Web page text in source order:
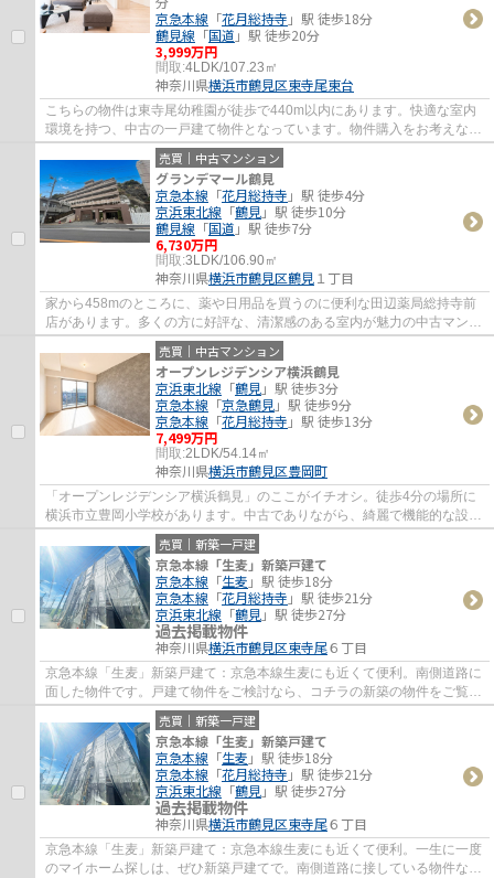
京急本線 「花月総持寺 」駅 徒歩18分
鶴見線 「国道 」駅 徒歩20分
3,999万円
間取:4LDK/107.23㎡
神奈川県横浜市鶴見区東寺尾東台
こちらの物件は東寺尾幼稚園が徒歩で440m以内にあります。快適な室内
環境を持つ、中古の一戸建て物件となっています。物件購入をお考えなら
当社にお任せください。京浜東北線鶴見周辺...
売買｜中古マンション
グランデマール鶴見
京急本線 「花月総持寺 」駅 徒歩4分
京浜東北線 「鶴見」駅 徒歩10分
鶴見線 「国道 」駅 徒歩7分
6,730万円
間取:3LDK/106.90㎡
神奈川県横浜市鶴見区鶴見１丁目
家から458mのところに、薬や日用品を買うのに便利な田辺薬局総持寺前
店があります。多くの方に好評な、清潔感のある室内が魅力の中古マンシ
ョンです。外観タイル張りの物件は、見た目...
売買｜中古マンション
オープンレジデンシア横浜鶴見
京浜東北線 「鶴見」駅 徒歩3分
京急本線 「京急鶴見」駅 徒歩9分
京急本線 「花月総持寺 」駅 徒歩13分
7,499万円
間取:2LDK/54.14㎡
神奈川県横浜市鶴見区豊岡町
「オープンレジデンシア横浜鶴見」のここがイチオシ。徒歩4分の場所に
横浜市立豊岡小学校があります。中古でありながら、綺麗で機能的な設備
のあるマンションです。こちらはエレベータ...
売買｜新築一戸建
京急本線「生麦」新築戸建て
京急本線 「生麦 」駅 徒歩18分
京急本線 「花月総持寺 」駅 徒歩21分
京浜東北線 「鶴見」駅 徒歩27分
過去掲載物件
神奈川県横浜市鶴見区東寺尾６丁目
京急本線「生麦」新築戸建て：京急本線生麦にも近くて便利。南側道路に
面した物件です。戸建て物件をご検討なら、コチラの新築の物件をご覧く
ださい。一戸建ての情報だけではなく、地...
売買｜新築一戸建
京急本線「生麦」新築戸建て
京急本線 「生麦 」駅 徒歩18分
京急本線 「花月総持寺 」駅 徒歩21分
京浜東北線 「鶴見」駅 徒歩27分
過去掲載物件
神奈川県横浜市鶴見区東寺尾６丁目
京急本線「生麦」新築戸建て：京急本線生麦にも近くて便利。一生に一度
のマイホーム探しは、ぜひ新築戸建てで。南側道路に接している物件なの